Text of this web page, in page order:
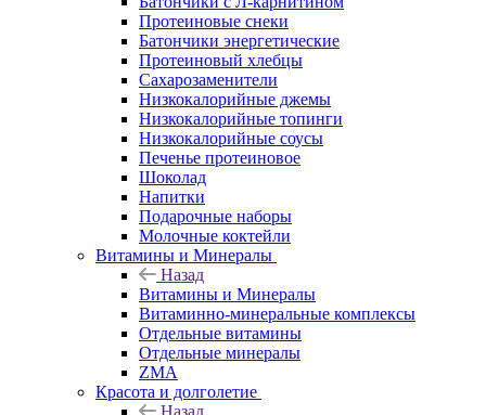
Протеиновые снеки
Батончики энергетические
Протеиновый хлебцы
Сахарозаменители
Низкокалорийные джемы
Низкокалорийные топинги
Низкокалорийные соусы
Печенье протеиновое
Шоколад
Напитки
Подарочные наборы
Молочные коктейли
Витамины и Минералы
Назад
Витамины и Минералы
Витаминно-минеральные комплексы
Отдельные витамины
Отдельные минералы
ZMA
Красота и долголетие
Назад